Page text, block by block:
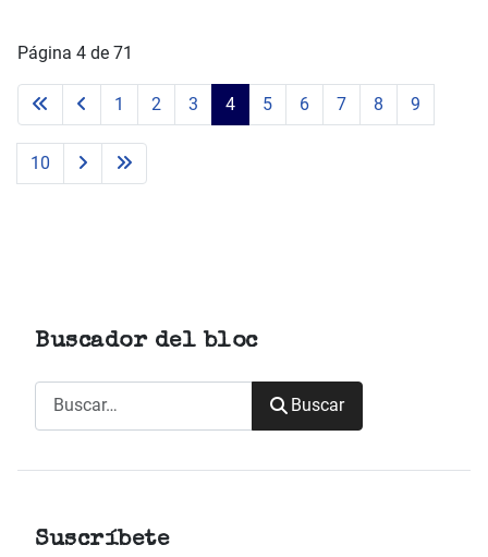
Página 4 de 71
1 2 3 4 5 6 7 8 9
10
Buscador del bloc
Buscar
Suscríbete